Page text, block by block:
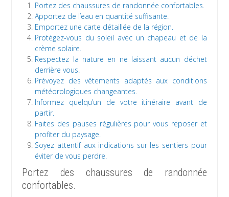
Portez des chaussures de randonnée confortables.
Apportez de l’eau en quantité suffisante.
Emportez une carte détaillée de la région.
Protégez-vous du soleil avec un chapeau et de la
crème solaire.
Respectez la nature en ne laissant aucun déchet
derrière vous.
Prévoyez des vêtements adaptés aux conditions
météorologiques changeantes.
Informez quelqu’un de votre itinéraire avant de
partir.
Faites des pauses régulières pour vous reposer et
profiter du paysage.
Soyez attentif aux indications sur les sentiers pour
éviter de vous perdre.
Portez des chaussures de randonnée
confortables.